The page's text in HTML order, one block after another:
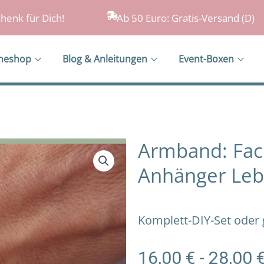
für Dich! Ab 50 Euro: Gratis-Versand (D)
Blog & Anleitungen Event-Boxen
Armband:
Anhänger
Komplett-DIY-Set
16,00 € - 28,00